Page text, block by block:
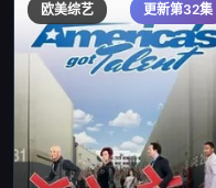
欧美综艺 更新第32集